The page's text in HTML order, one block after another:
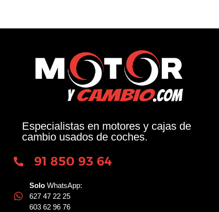
Especialistas en motores y cajas de
cambio usados de coches.
91 850 93 64
Solo WhatsApp:
627 47 22 25
603 62 96 76